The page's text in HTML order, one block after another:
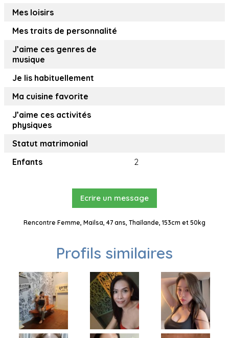
Mes loisirs
Mes traits de personnalité
J’aime ces genres de
musique
Je lis habituellement
Ma cuisine favorite
J’aime ces activités
physiques
Statut matrimonial
Enfants
2
Ecrire un message
Rencontre Femme, Mailsa, 47 ans, Thaïlande, 153cm et 50kg
Profils similaires